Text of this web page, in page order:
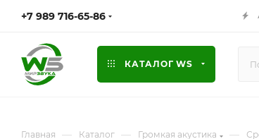
+7 989 716-65-86
КАТАЛОГ WS
Главная — Каталог — Громкая акустика —